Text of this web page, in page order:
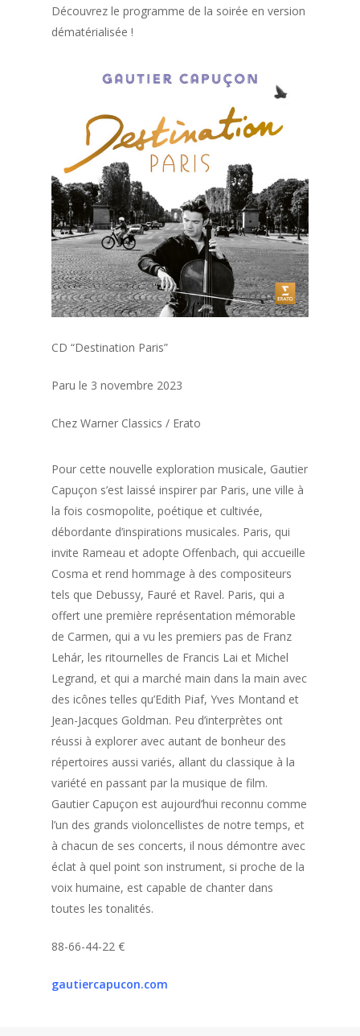
Découvrez le programme de la soirée en version
dématérialisée !
CD “Destination Paris”
Paru le 3 novembre 2023
Chez Warner Classics / Erato
Pour cette nouvelle exploration musicale, Gautier
Capuçon s’est laissé inspirer par Paris, une ville à
la fois cosmopolite, poétique et cultivée,
débordante d’inspirations musicales. Paris, qui
invite Rameau et adopte Offenbach, qui accueille
Cosma et rend hommage à des compositeurs
tels que Debussy, Fauré et Ravel. Paris, qui a
offert une première représentation mémorable
de Carmen, qui a vu les premiers pas de Franz
Lehár, les ritournelles de Francis Lai et Michel
Legrand, et qui a marché main dans la main avec
des icônes telles qu’Edith Piaf, Yves Montand et
Jean-Jacques Goldman. Peu d’interprètes ont
réussi à explorer avec autant de bonheur des
répertoires aussi variés, allant du classique à la
variété en passant par la musique de film.
Gautier Capuçon est aujourd’hui reconnu comme
l’un des grands violoncellistes de notre temps, et
à chacun de ses concerts, il nous démontre avec
éclat à quel point son instrument, si proche de la
voix humaine, est capable de chanter dans
toutes les tonalités.
88-66-44-22 €
gautiercapucon.com